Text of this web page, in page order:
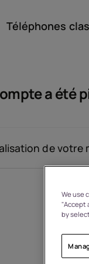
Téléphones
a été
de votre
We use
"Accept
by